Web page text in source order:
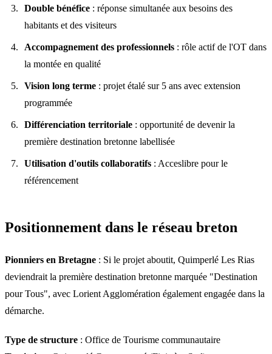
Double bénéfice : réponse simultanée aux besoins des
habitants et des visiteurs
Accompagnement des professionnels : rôle actif de l'OT dans
la montée en qualité
Vision long terme : projet étalé sur 5 ans avec extension
programmée
Différenciation territoriale : opportunité de devenir la
première destination bretonne labellisée
Utilisation d'outils collaboratifs : Acceslibre pour le
référencement
Positionnement dans le réseau breton
Pionniers en Bretagne : Si le projet aboutit, Quimperlé Les Rias
deviendrait la première destination bretonne marquée "Destination
pour Tous", avec Lorient Agglomération également engagée dans la
démarche.
Type de structure : Office de Tourisme communautaire